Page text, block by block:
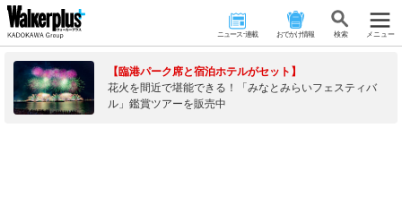
ニュース･連載 おでかけ情報 検 索 メニュー
【臨港パーク席と宿泊ホテルがセット】
花火を間近で堪能できる！「みなとみらいフェスティバ
ル」鑑賞ツアーを販売中